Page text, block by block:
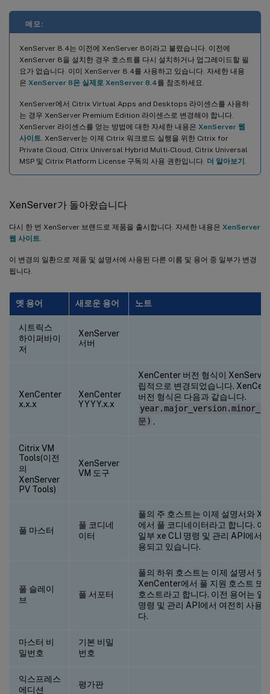
메모:
XenServer 8.4는 이전에 XenServer 8이라고 불렸습니다. 이전에
XenServer 8을 설치한 경우 호스트를 다시 설치하거나 업그레이드할 필
요가 없습니다. 이미 XenServer 8.4를 사용하고 있습니다. 자세한 내용
은 XenServer 8은 실제로 XenServer 8.4를 참조하세요.
XenServer에서 Citrix Virtual Apps and Desktops 라이센스를 사용하
는 경우 XenServer Premium Edition 라이센스로 변경해야 합니다.
XenServer 라이센스를 얻는 방법에 대한 자세한 내용은 XenServer 웹
사이트 . XenServer는 이제 Citrix 워크로드 실행을 위한 Citrix for
Private Cloud, Citrix Universal Hybrid Multi-Cloud, Citrix Universal
MSP 및 Citrix Platform License 구독의 사용 권한입니다. 더 알아보기
XenServer가 돌아왔습니다
다시 한 번 XenServer 브랜드로 제품을 출시합니다. 자세한 내용은 XenServer
웹 사이트
이 변경의 일환으로 제품 및 설명서에 사용된 다른 이름 및 용어 중 일부가 변경
됩니다.
옛 용어 새로운 용어 노트
시트릭스
하이퍼바이
저
XenServer
서버
XenCenter
x.x.x
XenCenter
YYYY.x.x
XenCenter 버전 형식이
립적으로 변경되었습니다.
버전 형식은 다음과 같습니다.
문) .
Citrix VM
Tools(이전
의
XenServer
PV Tools)
XenServer
VM 도구
풀 마스터
풀 코디네
이터
풀의 주 호스트는 이제 설명서와
에서 풀 코디네이터라고 합니다. 이
일부 xe CLI 명령 및 관리 API에서
용되고 있습니다.
풀 슬레이
브
풀 서포터
풀의 하위 호스트는 이제 설명서 및
XenCenter에서 풀 지원 호스트 또
호스트라고 합니다. 이전 용어는 일
명령 및 관리 API에서 여전히 사용
다.
마스터 비
밀번호
기본 비밀
번호
익스프레스
에디션
평가판
변환 관리자 8.5.0
GFS2 개선 사항
인증서 확인
포트 80 사용 제한
마이그레이션 스트림 압축
Winbind가 PBIS를 대체합니다
통합 PVS-Accelerator
IPv6을 통해 VM 네트워크 부팅
호환성 정보